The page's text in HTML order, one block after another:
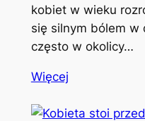
kobiet w wieku
się silnym bólem w
często w okolicy…
Więcej